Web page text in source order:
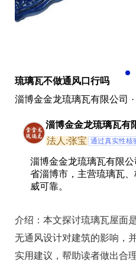
琉璃瓦不做通风口行吗
淄博金金龙琉璃瓦有限公司 ·
淄博金金龙琉璃瓦有
法人:张宝 通过真实性核
淄博金金龙琉璃瓦有限
省淄博市，主营琉璃瓦
威可靠。
介绍： 本文探讨琉璃瓦屋面
无通风设计对建筑的影响，
实用建议，帮助读者做出合理